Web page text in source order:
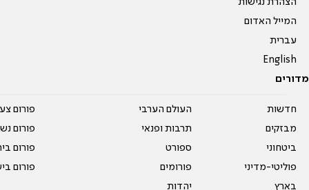
הצהרת נגישות
המייל האדום
עברית
English
מדורים
חדשות
מבזקים
ביטחוני
פוליטי-מדיני
בארץ
העולם הערבי
תרבות ופנאי
ספורט
פורומים
יהדות
פורום
פורום
פורום
פורום